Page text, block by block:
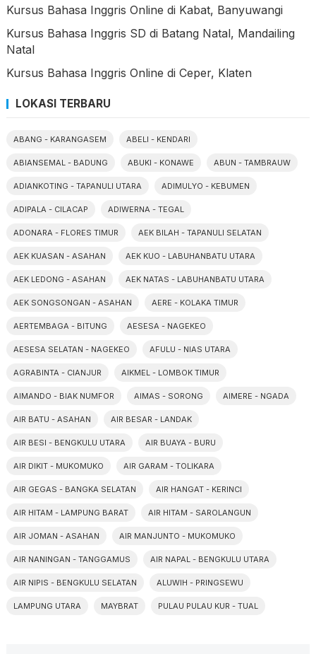
Kursus Bahasa Inggris Online di Kabat, Banyuwangi
Kursus Bahasa Inggris SD di Batang Natal, Mandailing
Natal
Kursus Bahasa Inggris Online di Ceper, Klaten
LOKASI TERBARU
ABANG - KARANGASEM ABELI - KENDARI
ABIANSEMAL - BADUNG ABUKI - KONAWE ABUN - TAMBRAUW
ADIANKOTING - TAPANULI UTARA ADIMULYO - KEBUMEN
ADIPALA - CILACAP ADIWERNA - TEGAL
ADONARA - FLORES TIMUR AEK BILAH - TAPANULI SELATAN
AEK KUASAN - ASAHAN AEK KUO - LABUHANBATU UTARA
AEK LEDONG - ASAHAN AEK NATAS - LABUHANBATU UTARA
AEK SONGSONGAN - ASAHAN AERE - KOLAKA TIMUR
AERTEMBAGA - BITUNG AESESA - NAGEKEO
AESESA SELATAN - NAGEKEO AFULU - NIAS UTARA
AGRABINTA - CIANJUR AIKMEL - LOMBOK TIMUR
AIMANDO - BIAK NUMFOR AIMAS - SORONG AIMERE - NGADA
AIR BATU - ASAHAN AIR BESAR - LANDAK
AIR BESI - BENGKULU UTARA AIR BUAYA - BURU
AIR DIKIT - MUKOMUKO AIR GARAM - TOLIKARA
AIR GEGAS - BANGKA SELATAN AIR HANGAT - KERINCI
AIR HITAM - LAMPUNG BARAT AIR HITAM - SAROLANGUN
AIR JOMAN - ASAHAN AIR MANJUNTO - MUKOMUKO
AIR NANINGAN - TANGGAMUS AIR NAPAL - BENGKULU UTARA
AIR NIPIS - BENGKULU SELATAN ALUWIH - PRINGSEWU
LAMPUNG UTARA MAYBRAT PULAU PULAU KUR - TUAL